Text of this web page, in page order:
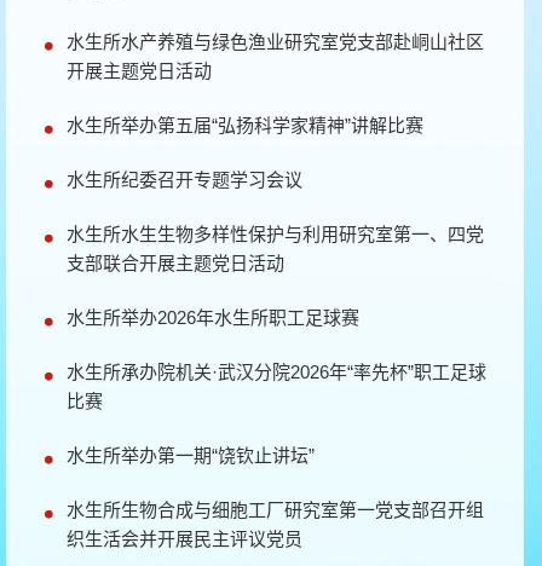
水生所水产养殖与绿色渔业研究室党支部赴峒山社区
开展主题党日活动
水生所举办第五届“弘扬科学家精神”讲解比赛
水生所纪委召开专题学习会议
水生所水生生物多样性保护与利用研究室第一、四党
支部联合开展主题党日活动
水生所举办2026年水生所职工足球赛
水生所承办院机关·武汉分院2026年“率先杯”职工足球
比赛
水生所举办第一期“饶钦止讲坛”
水生所生物合成与细胞工厂研究室第一党支部召开组
织生活会并开展民主评议党员